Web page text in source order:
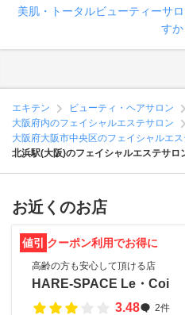
美肌・トータルビューティーサ
すか
エキテン ビューティ・ヘアサロン
大阪府内のフェイシャルエステサロン
大阪府大阪市中央区のフェイシャルエ
北浜駅(大阪)のフェイシャルエステサロ
お近くのお店
値引 クーポン利用でお得に
高齢の方も安心して頂ける店
HARE-SPACE Le・Coi
3.48
2件